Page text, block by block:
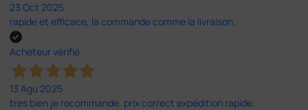
23 Oct 2025
rapide et efficace, la commande comme la livraison.
Acheteur vérifié
13 Agu 2025
tres bien je recommande. prix correct expédition rapide.